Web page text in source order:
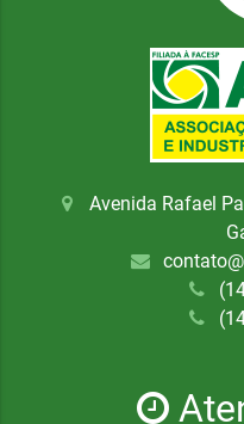
Avenida Rafael